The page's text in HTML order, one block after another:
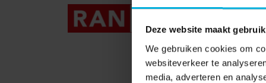
Deze website maakt
We gebruiken cookies om
websiteverkeer te
media, adverteren en
nodig
we